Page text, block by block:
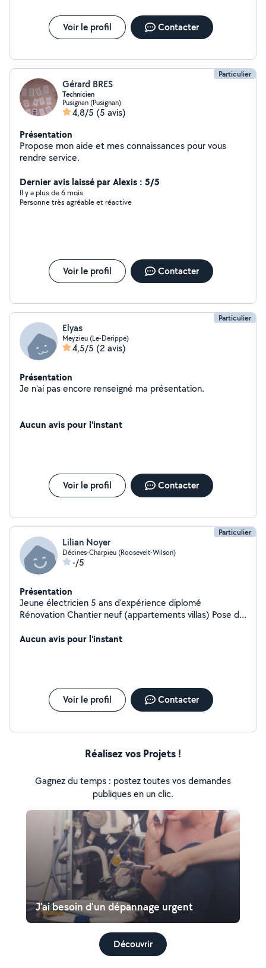
Voir le profil Contacter
Particulier
Gérard BRES
Technicien
Pusignan (Pusignan)
4,8/5 (5 avis)
Présentation
Propose mon aide et mes connaissances pour vous
rendre service.
Dernier avis laissé par Alexis : 5/5
Il y a plus de 6 mois
Personne très agréable et réactive
Voir le profil Contacter
Particulier
Elyas
Meyzieu (Le-Derippe)
4,5/5 (2 avis)
Présentation
Je n'ai pas encore renseigné ma présentation.
Aucun avis pour l'instant
Voir le profil Contacter
Particulier
Lilian Noyer
Décines-Charpieu (Roosevelt-Wilson)
-/5
Présentation
Jeune électricien 5 ans d'expérience diplomé
Rénovation Chantier neuf (appartements villas) Pose de
Aucun avis pour l'instant
Voir le profil Contacter
Réalisez vos Projets !
Gagnez du temps : postez toutes vos demandes
publiques en un clic.
J'ai besoin d'un dépannage urgent
Découvrir